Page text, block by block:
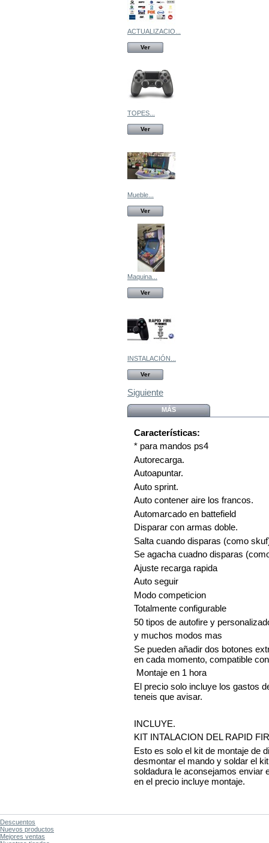
ACTUALIZACIO...
Ver
TOPES...
Ver
Mueble...
Ver
Maquina...
Ver
INSTALACIÓN...
Ver
Siguiente
MÁS
Características:
* para mandos ps4
Autorecarga.
Autoapuntar.
Auto sprint.
Auto contener aire los francos.
Automarcado en battefield
Disparar con armas doble.
Salta cuando disparas (como
Se agacha cuadno disparas
Ajuste recarga rapida
Auto seguir
Modo competicion
Totalmente configurable
50 tipos de autofire y
y muchos modos mas
Se pueden añadir dos botones
en cada momento, compatible
Montaje en 1 hora
El precio solo incluye los gastos
teneis que avisar.
INCLUYE.
KIT INTALACION DEL RAPID
Esto es solo el kit de montaje de
desmontar el mando y soldar el
soldadura le aconsejamos enviar
en el precio incluye montaje.
Descuentos
Nuevos productos
Mejores ventas